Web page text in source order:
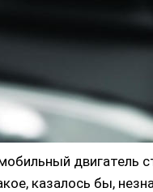
двигатель
казалось бы,